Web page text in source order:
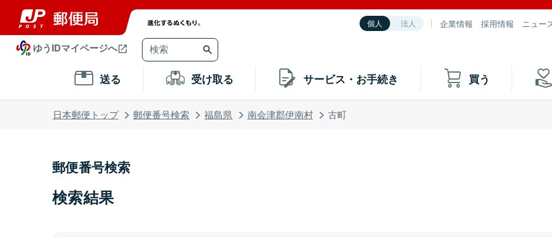
個人 法人 企業情報 採用情報 ニュー
ゆうIDマイページへ
送る 受け取る サービス・お手続き 買う
日本郵便トップ 郵便番号検索 福島県 南会津郡伊南村 古町
郵便番号検索
検索結果